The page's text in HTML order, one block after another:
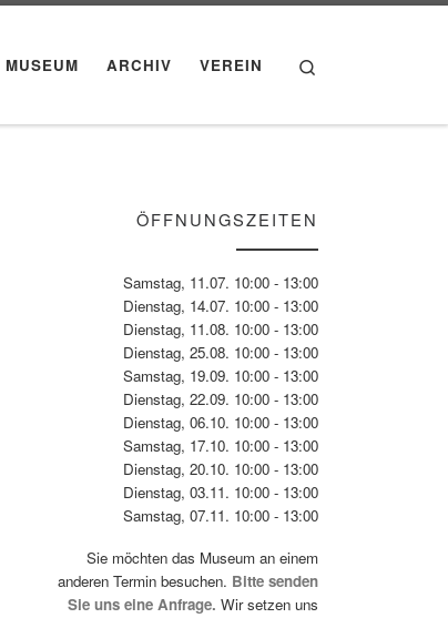
MUSEUM ARCHIV VEREIN
ÖFFNUNGSZEITEN
Samstag, 11.07. 10:00 - 13:00
Dienstag, 14.07. 10:00 - 13:00
Dienstag, 11.08. 10:00 - 13:00
Dienstag, 25.08. 10:00 - 13:00
Samstag, 19.09. 10:00 - 13:00
Dienstag, 22.09. 10:00 - 13:00
Dienstag, 06.10. 10:00 - 13:00
Samstag, 17.10. 10:00 - 13:00
Dienstag, 20.10. 10:00 - 13:00
Dienstag, 03.11. 10:00 - 13:00
Samstag, 07.11. 10:00 - 13:00
Sie möchten das Museum an einem
anderen Termin besuchen. Bitte senden
Sie uns eine Anfrage. Wir setzen uns